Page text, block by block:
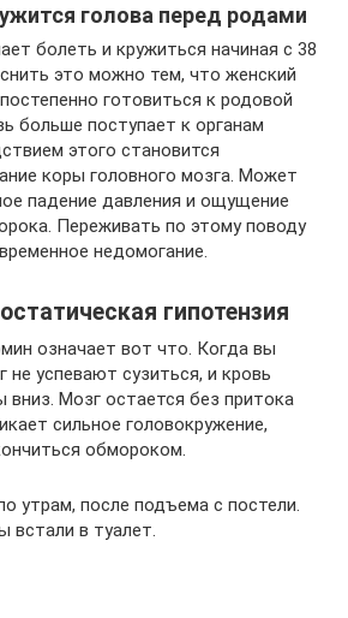
голова перед родами
болеть и кружиться начиная с 38
это можно тем, что женский
готовиться к родовой
больше поступает к органам
этого становится
коры головного мозга. Может
падение давления и ощущение
Переживать по этому поводу
недомогание.
гипотензия
означает вот что. Когда вы
не успевают сузиться, и кровь
вниз. Мозг остается без притока
сильное головокружение,
обмороком.
утрам, после подъема с постели.
встали в туалет.